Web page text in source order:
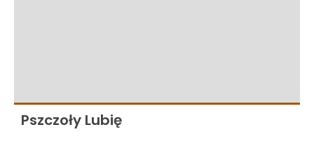
Pszczoły Lubię